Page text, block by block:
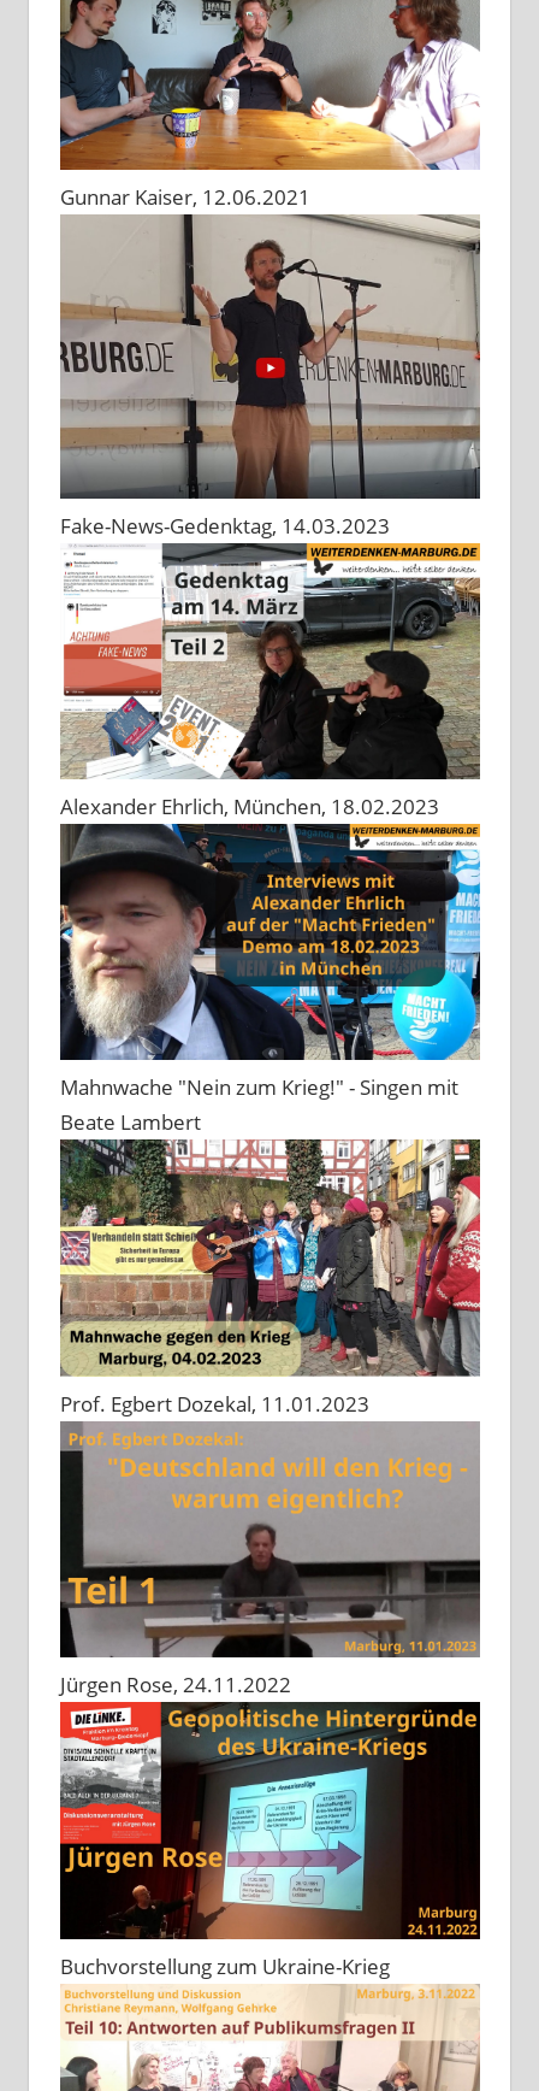
Gunnar Kaiser, 12.06.2021
Fake-News-Gedenktag, 14.03.2023
Alexander Ehrlich, München, 18.02.2023
Mahnwache "Nein zum Krieg!" - Singen mit
Beate Lambert
Prof. Egbert Dozekal, 11.01.2023
Jürgen Rose, 24.11.2022
Buchvorstellung zum Ukraine-Krieg